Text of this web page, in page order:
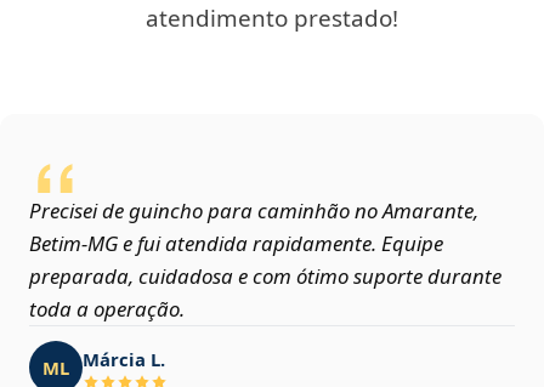
atendimento prestado!
Precisei de guincho para caminhão no Amarante,
Betim‑MG e fui atendida rapidamente. Equipe
preparada, cuidadosa e com ótimo suporte durante
toda a operação.
ML Márcia L.